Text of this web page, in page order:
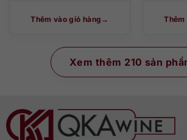
Thêm vào giỏ hàng Thêm
Xem thêm 210 sản